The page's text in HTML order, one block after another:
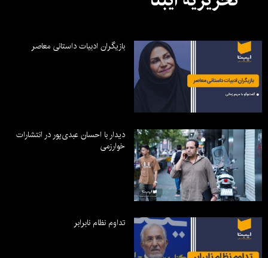
بازیگران ادبیات داستانی معاصر
دیدار با احسان عبدی‌پور در انتشارات
خوارزمی
تداوم نظام نابرابر